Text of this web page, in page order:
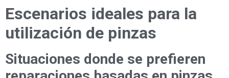
Escenarios ideales para la
utilización de pinzas
Situaciones donde se prefieren